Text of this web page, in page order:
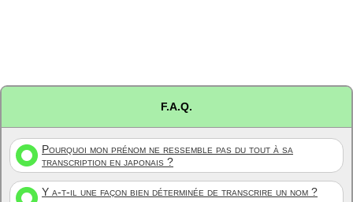
F.A.Q.
Pourquoi mon prénom ne ressemble pas du tout à sa
transcription en japonais ?
Y a-t-il une façon bien déterminée de transcrire un nom ?